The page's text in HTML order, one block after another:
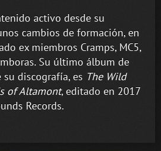
activo desde su
cambios de formación, en
ex miembros Cramps, MC5,
Su último álbum de
discografía, es The Wild
of Altamont, editado en 2017
Records.